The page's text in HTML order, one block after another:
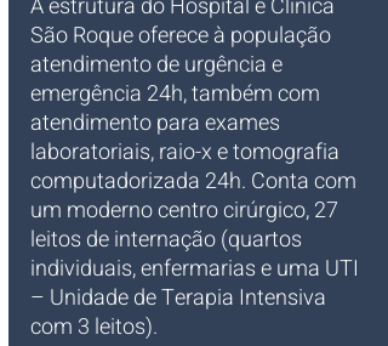
A estrutura do Hospital e Clínica
São Roque oferece à população
atendimento de urgência e
emergência 24h, também com
atendimento para exames
laboratoriais, raio-x e tomografia
computadorizada 24h. Conta com
um moderno centro cirúrgico, 27
leitos de internação (quartos
individuais, enfermarias e uma UTI
– Unidade de Terapia Intensiva
com 3 leitos).